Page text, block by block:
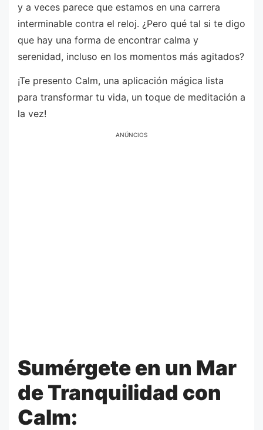
y a veces parece que estamos en una carrera
interminable contra el reloj. ¿Pero qué tal si te digo
que hay una forma de encontrar calma y
serenidad, incluso en los momentos más agitados?
¡Te presento Calm, una aplicación mágica lista
para transformar tu vida, un toque de meditación a
la vez!
ANÚNCIOS
Sumérgete en un Mar
de Tranquilidad con
Calm: